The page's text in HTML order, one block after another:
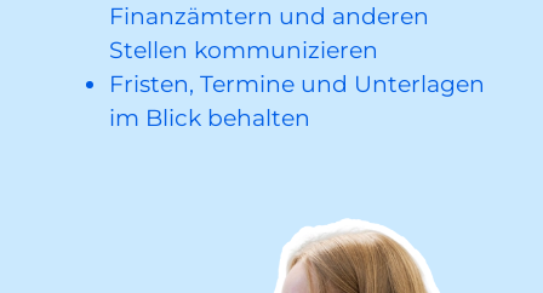
Finanzämtern und anderen
Stellen kommunizieren
Fristen, Termine und Unterlagen
im Blick behalten